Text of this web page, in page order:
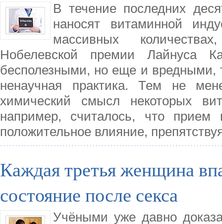
В течение последних
наносят витаминной
массивных
Нобелевской премии Лайнуса
бесполезными, но еще и вредными,
ненаучная практика. Тем не
химический смысл некоторых
например, считалось, что прием
положительное влияние,
Каждая третья женщина
состояние после секса
Учёными уже давно